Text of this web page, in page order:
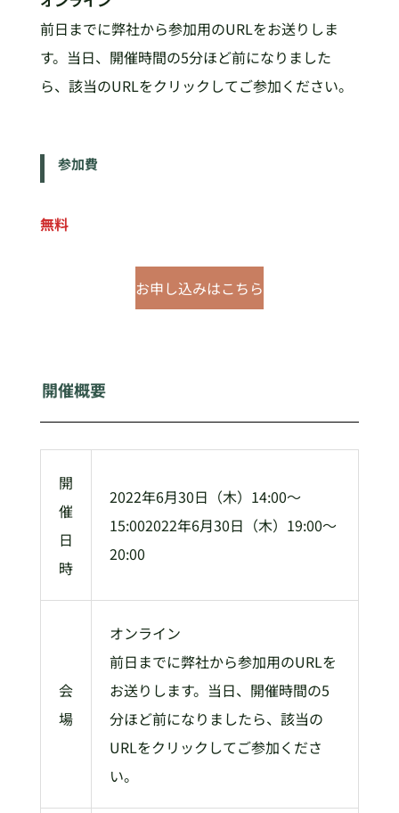
前日までに弊社から参加用のURLをお送りしま
す。当日、開催時間の5分ほど前になりました
ら、該当のURLをクリックしてご参加ください。
参加費
無料
お申し込みはこちら
開催概要
開
催
日
時
2022年6月30日（木）14:00～
15:002022年6月30日（木）19:00～
20:00
会
場
オンライン
前日までに弊社から参加用のURLを
お送りします。当日、開催時間の5
分ほど前になりましたら、該当の
URLをクリックしてご参加くださ
い。